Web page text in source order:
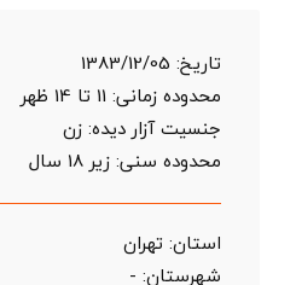
تاریخ: 1383/12/05
محدوده زمانی: 11 تا 14 ظهر
جنسیت آزار دیده: زن
محدوده سنی: زیر 18 سال
استان: تهران
شهرستان: -